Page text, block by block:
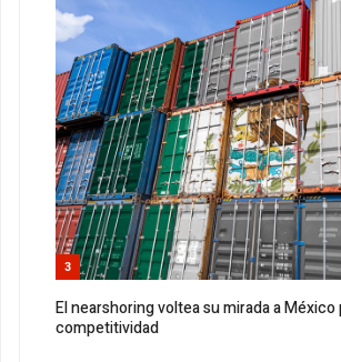
3
El nearshoring voltea su mirada a México
competitividad